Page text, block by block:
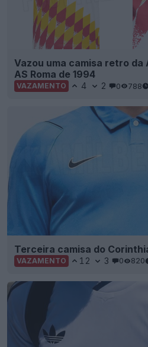
Vazou uma camisa retro da
AS Roma de 1994
VAZAMENTO 4 2 0 788
Terceira camisa do
VAZAMENTO 12 3 0 820